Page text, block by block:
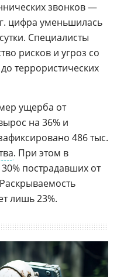
звонков —
цифра уменьшилась
Специалисты
рисков и угроз со
террористических
ущерба от
на 36% и
486 тыс.
. При этом в
пострадавших от
лишь 23%.